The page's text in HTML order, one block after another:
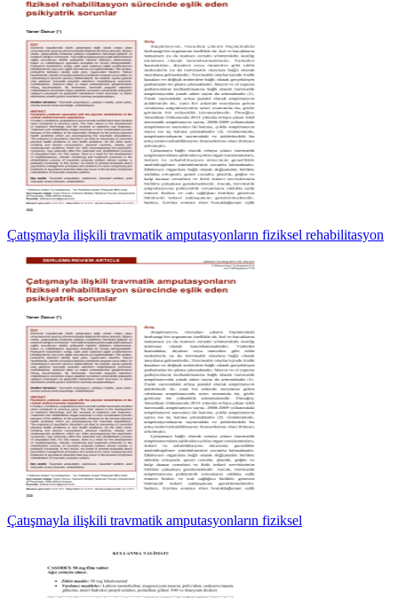
Çatışmayla ilişkili travmatik amputasyonların fiziksel rehabilitasyon
Çatışmayla ilişkili travmatik amputasyonların fiziksel